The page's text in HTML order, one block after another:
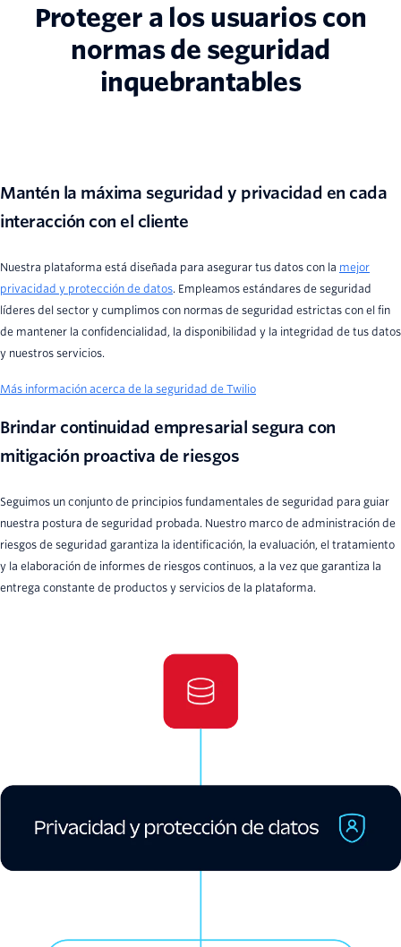
Proteger a los usuarios con
normas de seguridad
inquebrantables
Mantén la máxima seguridad y privacidad en cada
interacción con el cliente
Nuestra plataforma está diseñada para asegurar tus datos con la mejor
privacidad y protección de datos. Empleamos estándares de seguridad
líderes del sector y cumplimos con normas de seguridad estrictas con el fin
de mantener la confidencialidad, la disponibilidad y la integridad de tus datos
y nuestros servicios.
Más información acerca de la seguridad de Twilio
Brindar continuidad empresarial segura con
mitigación proactiva de riesgos
Seguimos un conjunto de principios fundamentales de seguridad para guiar
nuestra postura de seguridad probada. Nuestro marco de administración de
riesgos de seguridad garantiza la identificación, la evaluación, el tratamiento
y la elaboración de informes de riesgos continuos, a la vez que garantiza la
entrega constante de productos y servicios de la plataforma.